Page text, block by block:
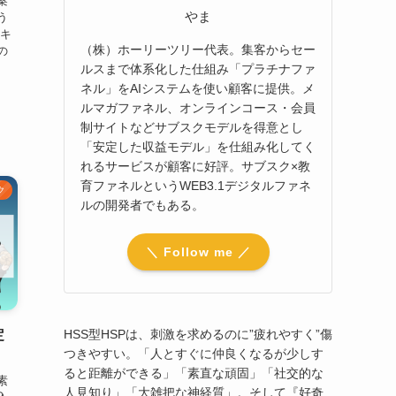
やま
（株）ホーリーツリー代表。集客からセー
ルスまで体系化した仕組み「プラチナファ
ネル」をAIシステムを使い顧客に提供。メ
ルマガファネル、オンラインコース・会員
制サイトなどサブスクモデルを得意とし
「安定した収益モデル」を仕組み化してく
れるサービスが顧客に好評。サブスク×教
育ファネルというWEB3.1デジタルファネ
ルの開発者でもある。
＼ Follow me ／
HSS型HSPは、刺激を求めるのに”疲れやすく”傷
つきやすい。「人とすぐに仲良くなるが少しす
ると距離ができる」「素直な頑固」「社交的な
人見知り」「大雑把な神経質」。そして『好奇